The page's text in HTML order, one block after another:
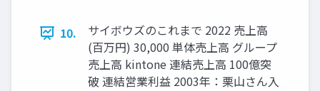
10.
サイボウズのこれまで 2022 売上高
(百万円) 30,000 単体売上高 グループ
売上高 kintone 連結売上高 100億突
破 連結営業利益 2003年：栗山さん入